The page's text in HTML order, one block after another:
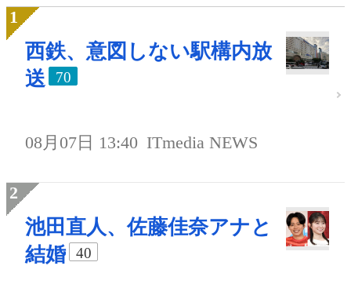
西鉄、意図しない駅構内放
送
70
08月07日 13:40 ITmedia NEWS
池田直人、佐藤佳奈アナと
結婚
40